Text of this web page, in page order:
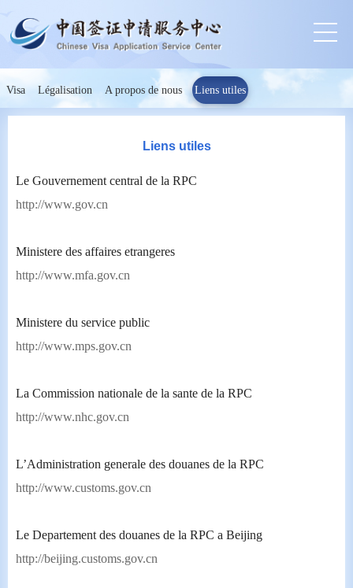
Visa Légalisation A propos de nous Liens utiles
Liens utiles
Le Gouvernement central de la RPC
http://www.gov.cn
Ministere des affaires etrangeres
http://www.mfa.gov.cn
Ministere du service public
http://www.mps.gov.cn
La Commission nationale de la sante de la RPC
http://www.nhc.gov.cn
L’Administration generale des douanes de la RPC
http://www.customs.gov.cn
Le Departement des douanes de la RPC a Beijing
http://beijing.customs.gov.cn